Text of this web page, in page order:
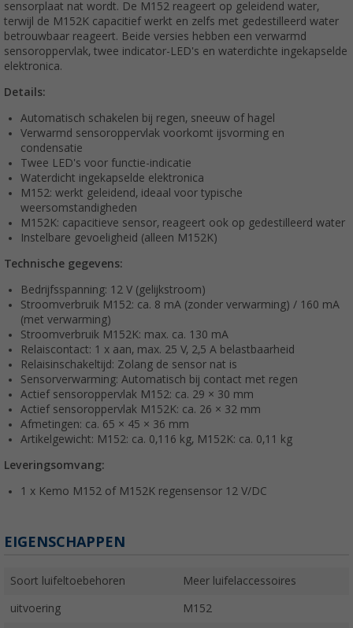
sensorplaat nat wordt. De M152 reageert op geleidend water,
terwijl de M152K capacitief werkt en zelfs met gedestilleerd water
betrouwbaar reageert. Beide versies hebben een verwarmd
sensoroppervlak, twee indicator-LED's en waterdichte ingekapselde
elektronica.
Details:
Automatisch schakelen bij regen, sneeuw of hagel
Verwarmd sensoroppervlak voorkomt ijsvorming en
condensatie
Twee LED's voor functie-indicatie
Waterdicht ingekapselde elektronica
M152: werkt geleidend, ideaal voor typische
weersomstandigheden
M152K: capacitieve sensor, reageert ook op gedestilleerd water
Instelbare gevoeligheid (alleen M152K)
Technische gegevens:
Bedrijfsspanning: 12 V (gelijkstroom)
Stroomverbruik M152: ca. 8 mA (zonder verwarming) / 160 mA
(met verwarming)
Stroomverbruik M152K: max. ca. 130 mA
Relaiscontact: 1 x aan, max. 25 V, 2,5 A belastbaarheid
Relaisinschakeltijd: Zolang de sensor nat is
Sensorverwarming: Automatisch bij contact met regen
Actief sensoroppervlak M152: ca. 29 × 30 mm
Actief sensoroppervlak M152K: ca. 26 × 32 mm
Afmetingen: ca. 65 × 45 × 36 mm
Artikelgewicht: M152: ca. 0,116 kg, M152K: ca. 0,11 kg
Leveringsomvang:
1 x Kemo M152 of M152K regensensor 12 V/DC
EIGENSCHAPPEN
Soort luifeltoebehoren Meer luifelaccessoires
uitvoering M152